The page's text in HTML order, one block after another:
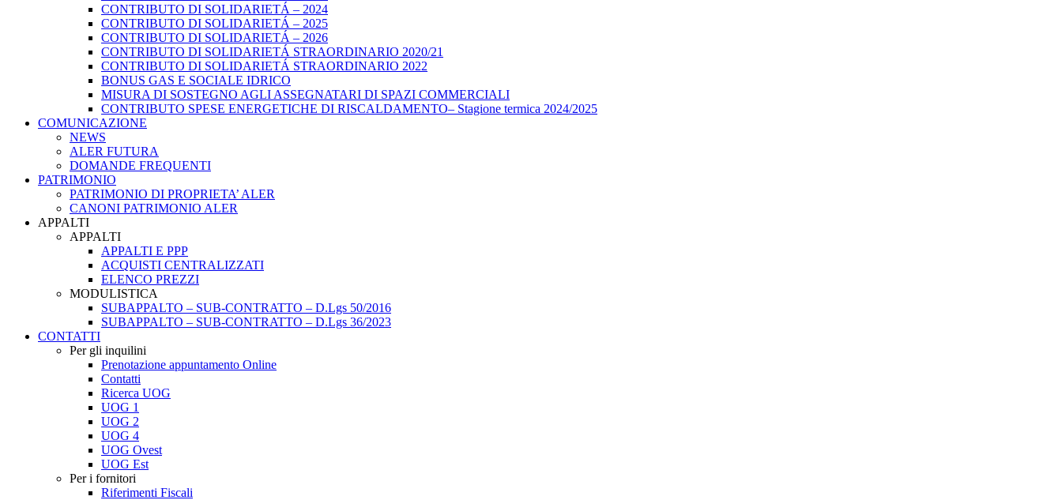
CONTRIBUTO DI SOLIDARIETÁ – 2024
CONTRIBUTO DI SOLIDARIETÁ – 2025
CONTRIBUTO DI SOLIDARIETÁ – 2026
CONTRIBUTO DI SOLIDARIETÁ STRAORDINARIO 2020/21
CONTRIBUTO DI SOLIDARIETÁ STRAORDINARIO 2022
BONUS GAS E SOCIALE IDRICO
MISURA DI SOSTEGNO AGLI ASSEGNATARI DI SPAZI COMMERCIALI
CONTRIBUTO SPESE ENERGETICHE DI RISCALDAMENTO– Stagione termica 2024/2025
COMUNICAZIONE
NEWS
ALER FUTURA
DOMANDE FREQUENTI
PATRIMONIO
PATRIMONIO DI PROPRIETA’ ALER
CANONI PATRIMONIO ALER
APPALTI
APPALTI
APPALTI E PPP
ACQUISTI CENTRALIZZATI
ELENCO PREZZI
MODULISTICA
SUBAPPALTO – SUB-CONTRATTO – D.Lgs 50/2016
SUBAPPALTO – SUB-CONTRATTO – D.Lgs 36/2023
CONTATTI
Per gli inquilini
Prenotazione appuntamento Online
Contatti
Ricerca UOG
UOG 1
UOG 2
UOG 4
UOG Ovest
UOG Est
Per i fornitori
Riferimenti Fiscali